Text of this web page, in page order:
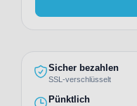
Sicher bezahlen
SSL-verschlüsselt
Pünktlich